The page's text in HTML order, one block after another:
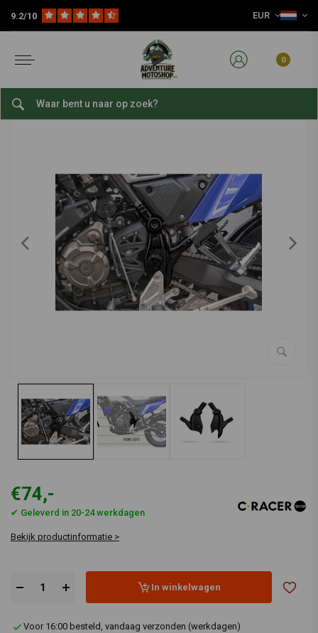
9.2/10 EUR
0
Kies Je Motor Yamaha Frameafdekking | Yamaha Ténéré700 / T7
bekijk alles van C.racer
Frameafdekking | Yamaha Ténéré700 / T7
€74,-
✔ Geleverd in 20-24 werkdagen
Bekijk productinformatie >
In winkelwagen
Voor 16:00 besteld, vandaag verzonden (werkdagen)